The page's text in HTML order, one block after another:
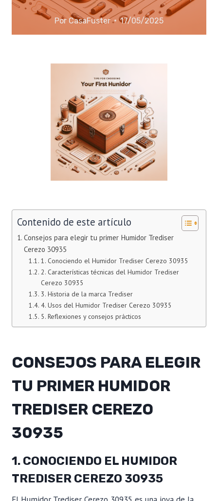
PorCasaFuster 17/05/2025
Contenido de este artículo
Consejos para elegir tu primer Humidor Trediser
Cerezo 30935
1. Conociendo el Humidor Trediser Cerezo 30935
2. Características técnicas del Humidor Trediser
Cerezo 30935
3. Historia de la marca Trediser
4. Usos del Humidor Trediser Cerezo 30935
5. Reflexiones y consejos prácticos
CONSEJOS PARA ELEGIR
TU PRIMER HUMIDOR
TREDISER CEREZO
30935
1. CONOCIENDO EL HUMIDOR
TREDISER CEREZO 30935